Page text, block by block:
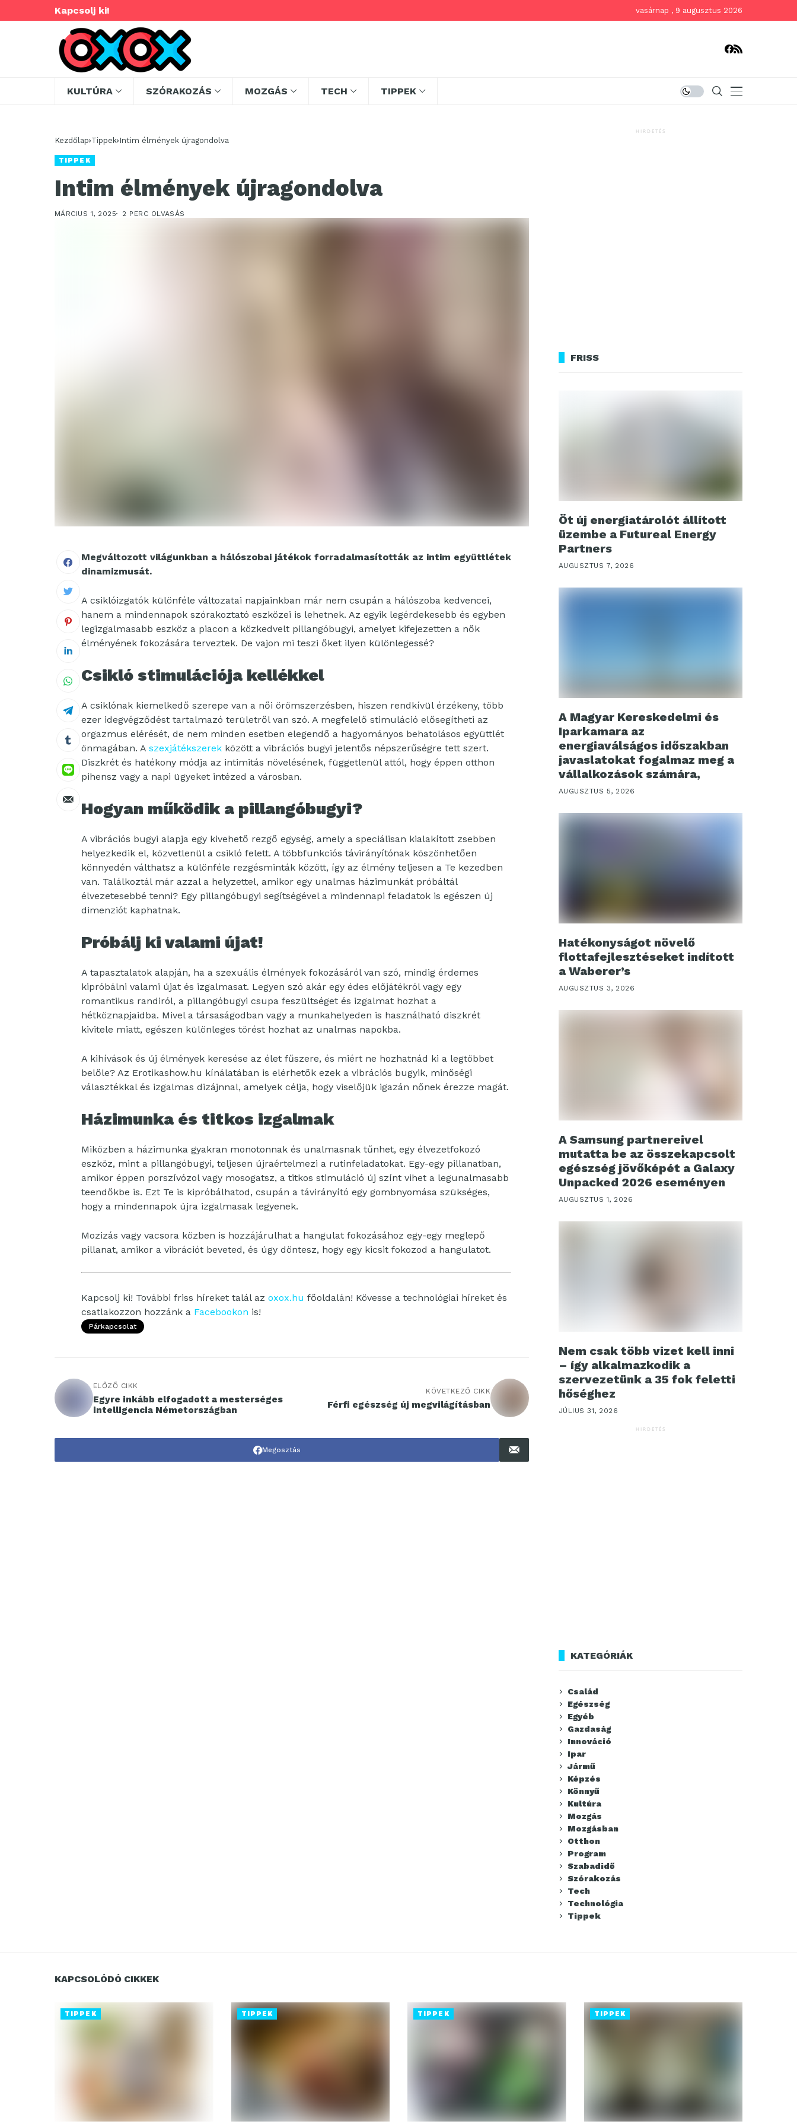
Kapcsolj ki! vasárnap , 9 augusztus 2026
KULTÚRA SZÓRAKOZÁS MOZGÁS TECH TIPPEK
Kezdőlap Tippek Intim élmények újragondolva
TIPPEK
Intim élmények újragondolva
MÁRCIUS 1, 2025 2 PERC OLVASÁS
Megváltozott világunkban a hálószobai játékok forradalmasították az intim együttlétek
dinamizmusát.
A csiklóizgatók különféle változatai napjainkban már nem csupán a hálószoba kedvencei,
hanem a mindennapok szórakoztató eszközei is lehetnek. Az egyik legérdekesebb és egyben
legizgalmasabb eszköz a piacon a közkedvelt pillangóbugyi, amelyet kifejezetten a nők
élményének fokozására terveztek. De vajon mi teszi őket ilyen különlegessé?
Csikló stimulációja kellékkel
A csiklónak kiemelkedő szerepe van a női örömszerzésben, hiszen rendkívül érzékeny, több
ezer idegvégződést tartalmazó területről van szó. A megfelelő stimuláció elősegítheti az
orgazmus elérését, de nem minden esetben elegendő a hagyományos behatolásos együttlét
önmagában. A szexjátékszerek között a vibrációs bugyi jelentős népszerűségre tett szert.
Diszkrét és hatékony módja az intimitás növelésének, függetlenül attól, hogy éppen otthon
pihensz vagy a napi ügyeket intézed a városban.
Hogyan működik a pillangóbugyi?
A vibrációs bugyi alapja egy kivehető rezgő egység, amely a speciálisan kialakított zsebben
helyezkedik el, közvetlenül a csikló felett. A többfunkciós távirányítónak köszönhetően
könnyedén válthatsz a különféle rezgésminták között, így az élmény teljesen a Te kezedben
van. Találkoztál már azzal a helyzettel, amikor egy unalmas házimunkát próbáltál
élvezetesebbé tenni? Egy pillangóbugyi segítségével a mindennapi feladatok is egészen új
dimenziót kaphatnak.
Próbálj ki valami újat!
A tapasztalatok alapján, ha a szexuális élmények fokozásáról van szó, mindig érdemes
kipróbálni valami újat és izgalmasat. Legyen szó akár egy édes előjátékról vagy egy
romantikus randiról, a pillangóbugyi csupa feszültséget és izgalmat hozhat a
hétköznapjaidba. Mivel a társaságodban vagy a munkahelyeden is használható diszkrét
kivitele miatt, egészen különleges törést hozhat az unalmas napokba.
A kihívások és új élmények keresése az élet fűszere, és miért ne hozhatnád ki a legtöbbet
belőle? Az Erotikashow.hu kínálatában is elérhetők ezek a vibrációs bugyik, minőségi
választékkal és izgalmas dizájnnal, amelyek célja, hogy viselőjük igazán nőnek érezze magát.
Házimunka és titkos izgalmak
Miközben a házimunka gyakran monotonnak és unalmasnak tűnhet, egy élvezetfokozó
eszköz, mint a pillangóbugyi, teljesen újraértelmezi a rutinfeladatokat. Egy-egy pillanatban,
amikor éppen porszívózol vagy mosogatsz, a titkos stimuláció új színt vihet a legunalmasabb
teendőkbe is. Ezt Te is kipróbálhatod, csupán a távirányító egy gombnyomása szükséges,
hogy a mindennapok újra izgalmasak legyenek.
Mozizás vagy vacsora közben is hozzájárulhat a hangulat fokozásához egy-egy meglepő
pillanat, amikor a vibrációt beveted, és úgy döntesz, hogy egy kicsit fokozod a hangulatot.
Kapcsolj ki! További friss híreket talál az oxox.hu főoldalán! Kövesse a technológiai híreket és
csatlakozzon hozzánk a Facebookon is!
Párkapcsolat
ELŐZŐ CIKK
Egyre inkább elfogadott a mesterséges
intelligencia Németországban
KÖVETKEZŐ CIKK
Férfi egészség új megvilágításban
Megosztás
HIRDETÉS
FRISS
Öt új energiatárolót állított
üzembe a Futureal Energy
Partners
AUGUSZTUS 7, 2026
A Magyar Kereskedelmi és
Iparkamara az
energiaválságos időszakban
javaslatokat fogalmaz meg a
vállalkozások számára,
AUGUSZTUS 5, 2026
Hatékonyságot növelő
flottafejlesztéseket indított
a Waberer’s
AUGUSZTUS 3, 2026
A Samsung partnereivel
mutatta be az összekapcsolt
egészség jövőképét a Galaxy
Unpacked 2026 eseményen
AUGUSZTUS 1, 2026
Nem csak több vizet kell inni
– így alkalmazkodik a
szervezetünk a 35 fok feletti
hőséghez
JÚLIUS 31, 2026
HIRDETÉS
KATEGÓRIÁK
Család
Egészség
Egyéb
Gazdaság
Innováció
Ipar
Jármű
Képzés
Könnyű
Kultúra
Mozgás
Mozgásban
Otthon
Program
Szabadidő
Szórakozás
Tech
Technológia
Tippek
KAPCSOLÓDÓ CIKKEK
TIPPEK TIPPEK TIPPEK TIPPEK